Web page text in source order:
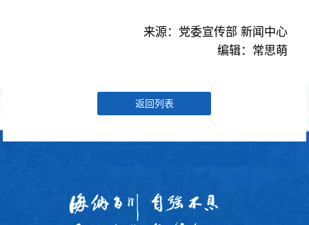
来源：党委宣传部 新闻中心
编辑：常思萌
返回列表